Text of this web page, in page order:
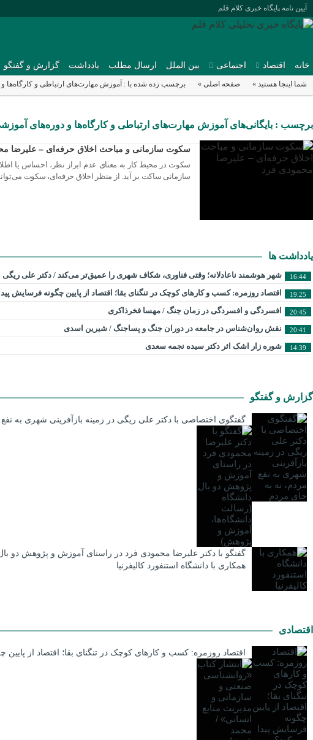
آیین نامه پایگاه خبری کلام قلم
خانه اقتصاد اجتماعی بین الملل ارسال مطلب یادداشت گزارش و گفتگو
شما اینجا هستید » صفحه اصلی » برچسب زده شده با : آموزش مهارت‌های ارتباطی و کارگاه‌ها
برچسب : بایگانی‌های آموزش مهارت‌های ارتباطی و کارگاه‌ها و دوره‌های
سکوت سازمانی و مباحث اخلاق حرفه‌ای – علیرضا
سکوت در محیط کار به معنای عدم ابراز نظر، احساس یا
سازمانی ساکت بر آید. از منظر اخلاق حرفه‌ای، سکوت
یادداشت ها
16:44 شهر هوشمند ناعادلانه؛ وقتی فناوری، شکاف شهری را عمیق‌تر می‌کند / دکتر علی ریگی
19:25 اقتصاد روزمره: کسب‌ و کارهای کوچک در تنگنای بقا؛ اقتصاد از پایین چگونه فرسایش
20:45 افسردگی و افسردگی در زمان جنگ / مهسا فخرذاکری
20:41 نقش روان‌شناس در جامعه در دوران جنگ و پساجنگ / شیرین اسدی
14:39 شوره زار اشک اثر دکتر سیده نجمه سعدی
گزارش و گفتگو
گفتگوی اختصاصی با دکتر علی ریگی در زمینه بازآفرینی شهری به
گفتگو با دکتر علیرضا محمودی فرد در راستای آموزش و پژوهش دو
همکاری با دانشگاه استنفورد کالیفرنیا
اقتصادی
اقتصاد روزمره: کسب‌ و کارهای کوچک در تنگنای بقا؛ اقتصاد از